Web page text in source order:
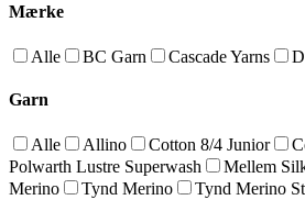
Mærke
Alle BC Garn Cascade Yarns
Garn
Alle Allino Cotton 8/4 Junior
Polwarth Lustre Superwash
Mellem
Merino
Tynd Merino Tynd Merino